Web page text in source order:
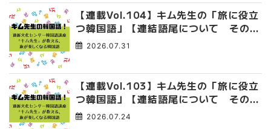
【連載Vol.104】キム先生の「旅に役立
つ韓国語」【連結語尾について その
4】2026.07.31
【連載Vol.103】キム先生の「旅に役立
つ韓国語」【連結語尾について その
3】2026.07.24